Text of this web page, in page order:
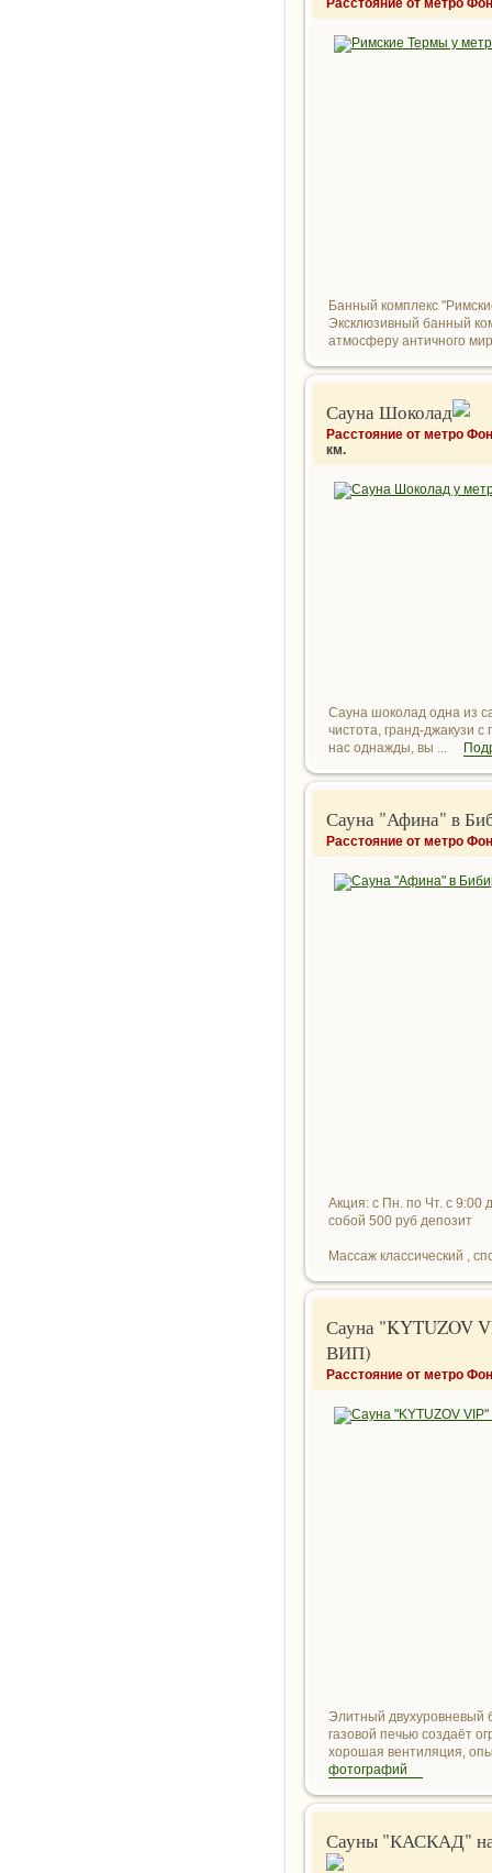
Расстояние от метро
Банный комплекс
Эксклюзивный банный
атмосферу античного
Сауна Шоколад
Расстояние от метро
км.
Сауна шоколад одна из
чистота, гранд-джакузи
нас однажды, вы ...
Сауна "Афина" в
Расстояние от метро
Акция: с Пн. по Чт. с 9:00
собой 500 руб депозит
Массаж классический ,
Сауна "KYTUZOV
ВИП)
Расстояние от метро
Элитный двухуровневый
газовой печью создаёт
хорошая вентиляция,
фотографий
Сауны "КАСКАД" на